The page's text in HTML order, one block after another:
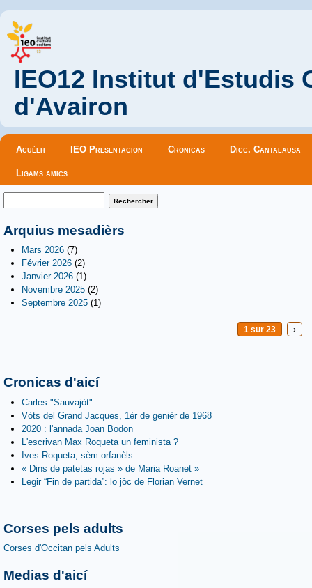
IEO12 Institut d'Estudis
d'Avairon
Menu principal
Acuèlh IEO Presentacion Cronicas Dicc. Cantalausa
Ligams amics
Formulaire de recherche
Arquius mesadièrs
Mars 2026 (7)
Février 2026 (2)
Janvier 2026 (1)
Novembre 2025 (2)
Septembre 2025 (1)
1 sur 23 ›
Cronicas d'aicí
Carles "Sauvajòt"
Vòts del Grand Jacques, 1èr de genièr de 1968
2020 : l'annada Joan Bodon
L'escrivan Max Roqueta un feminista ?
Ives Roqueta, sèm orfanèls...
« Dins de patetas rojas » de Maria Roanet »
Legir “Fin de partida”: lo jòc de Florian Vernet
Corses pels adults
Corses d'Occitan pels Adults
Medias d'aicí